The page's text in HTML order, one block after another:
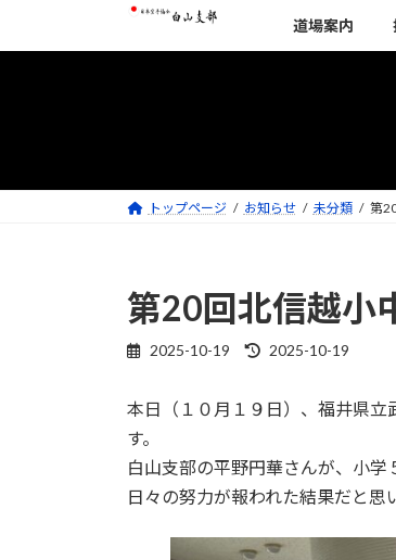
キ
に
道場案内
トップページ お知らせ 未分類 第
第20回北信越小
2025-10-19
最
新
時
:
2025-10-19
本日（１０月１９日）、福井県立
す。
白山支部の平野円華さんが、小学
日々の努力が報われた結果だと思